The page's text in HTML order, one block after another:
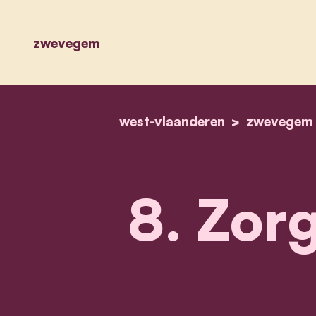
zwevegem
west-vlaanderen zwevegem
8.